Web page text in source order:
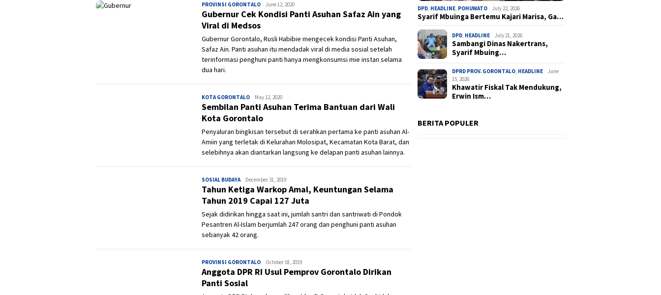
PROVINSI GORONTALO Ivan
June 12, 2020
Gubernur Cek Kondisi Panti Asuhan Safaz Ain yang
Viral di Medsos
Gubernur Gorontalo, Rusli Habibie mengecek kondisi Panti Asuhan,
Safaz Ain. Panti asuhan itu mendadak viral di media sosial setelah
terinformasi penghuni panti hanya mengkonsumsi mie instan selama
dua hari.
KOTA GORONTALO Ivan
May 12, 2020
Sembilan Panti Asuhan Terima Bantuan dari Wali
Kota Gorontalo
Penyaluran bingkisan tersebut di serahkan pertama ke panti asuhan Al-
Amiin yang terletak di Kelurahan Molosipat, Kecamatan Kota Barat, dan
selebihnya akan diantarkan langsung ke delapan panti asuhan lainnya.
SOSIAL BUDAYA Admin
December 31, 2019
Tahun Ketiga Warkop Amal, Keuntungan Selama
Tahun 2019 Capai 127 Juta
Sejak didirikan hingga saat ini, jumlah santri dan santriwati di Pondok
Pesantren Al-Islam berjumlah 247 orang dan penghuni panti asuhan
sebanyak 42 orang.
PROVINSI GORONTALO Ivan
October 18, 2019
Anggota DPR RI Usul Pemprov Gorontalo Dirikan
Panti Sosial
DPD, HEADLINE, POHUWATO July 22, 2026
Syarif Mbuinga Bertemu Kajari Marisa, Ga…
DPD, HEADLINE July 21, 2026
Sambangi Dinas Nakertrans,
Syarif Mbuing…
DPRD PROV. GORONTALO, HEADLINE
June
15, 2026
Khawatir Fiskal Tak Mendukung,
Erwin Ism…
BERITA POPULER